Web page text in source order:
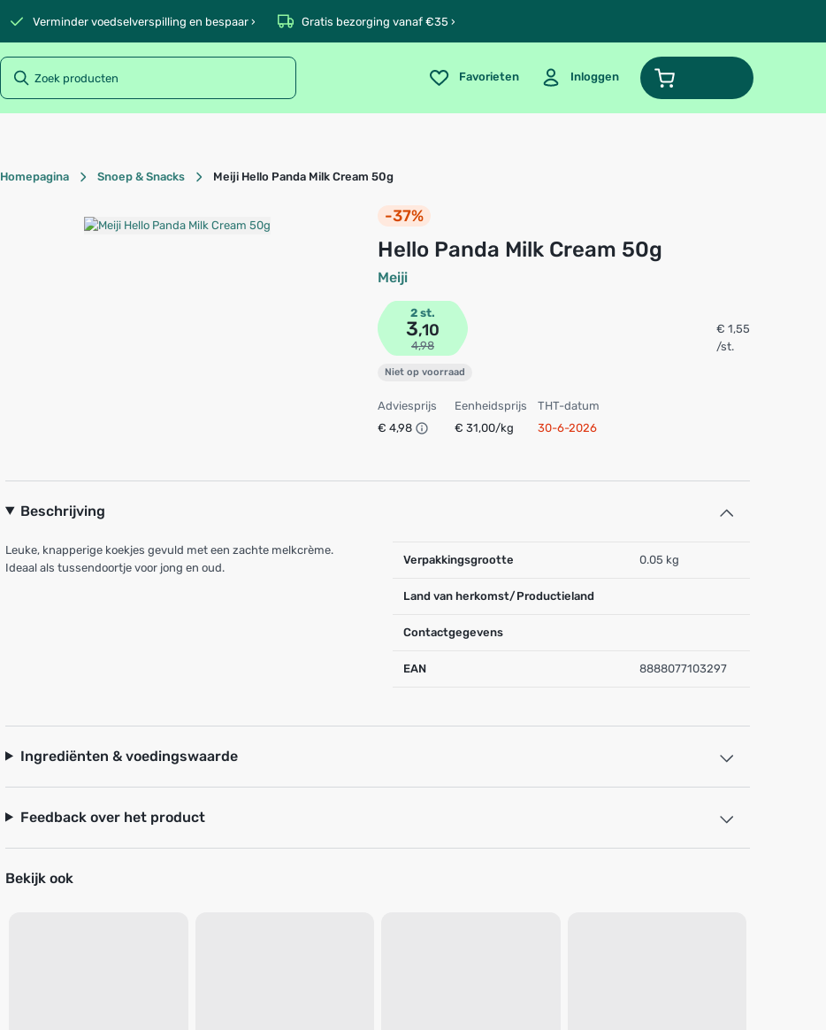
Verminder voedselverspilling en bespaar › Gratis bezorging vanaf €35 ›
Favorieten Inloggen
Homepagina Snoep & Snacks Meiji Hello Panda Milk Cream 50g
-37%
Hello Panda Milk Cream 50g
Meiji
2 st.
3,10
4,98
€ 1,55
/st.
Niet op voorraad
Adviesprijs
€ 4,98
Eenheidsprijs
€ 31,00/kg
THT-datum
30-6-2026
Beschrijving
Leuke, knapperige koekjes gevuld met een zachte melkcrème.
Ideaal als tussendoortje voor jong en oud.
Verpakkingsgrootte 0.05 kg
Land van herkomst/Productieland
Contactgegevens
EAN 8888077103297
Ingrediënten & voedingswaarde
Feedback over het product
Bekijk ook